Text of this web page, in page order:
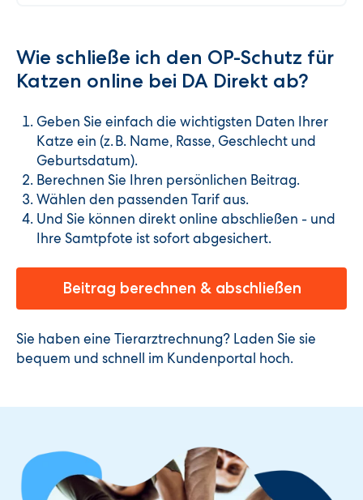
Wie schließe ich den OP-Schutz für
Katzen online bei DA Direkt ab?
Geben Sie einfach die wichtigsten Daten Ihrer
Katze ein (z. B. Name, Rasse, Geschlecht und
Geburtsdatum).
Berechnen Sie Ihren persönlichen Beitrag.
Wählen den passenden Tarif aus.
Und Sie können direkt online abschließen - und
Ihre Samtpfote ist sofort abgesichert.
Beitrag berechnen & abschließen
Sie haben eine Tierarztrechnung? Laden Sie sie
bequem und schnell im Kundenportal hoch.